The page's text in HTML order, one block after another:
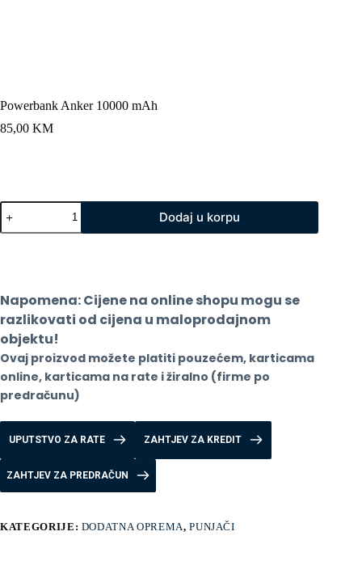
Powerbank Anker 10000 mAh
85,00 KM
Powerbank
Anker
10000
Dodaj u korpu
Napomena: Cijene na online shopu mogu se
razlikovati od cijena u maloprodajnom
objektu!
Ovaj proizvod možete platiti pouzećem, karticama
online, karticama na rate i žiralno (firme po
predračunu)
UPUTSTVO ZA RATE ZAHTJEV ZA KREDIT
ZAHTJEV ZA PREDRAČUN
KATEGORIJE: DODATNA OPREMA,PUNJAČI